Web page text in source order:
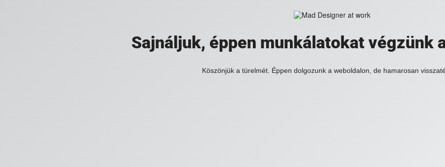
Sajnáljuk, éppen munkálatokat végzünk
Köszönjük a türelmét. Éppen dolgozunk a weboldalon, de hamarosan